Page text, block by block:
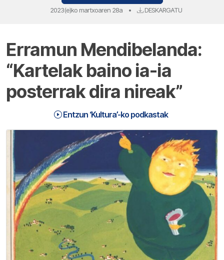
2023(e)ko martxoaren 28a • DESKARGATU
Erramun Mendibelanda:
“Kartelak baino ia-ia
posterrak dira nireak”
Entzun ‘Kultura’-ko podkastak